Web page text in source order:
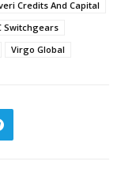
Credits And Capital
Switchgears
Virgo Global